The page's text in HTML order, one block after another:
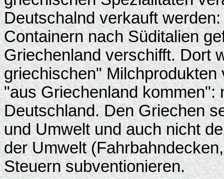
Deutschalnd verkauft
Containern nach Süditalien
Griechenland verschifft. Dort
griechischen"
"aus Griechenland kommen":
Deutschland. Den Griechen
und Umwelt und auch nicht
der Umwelt
Steuern subventionieren.